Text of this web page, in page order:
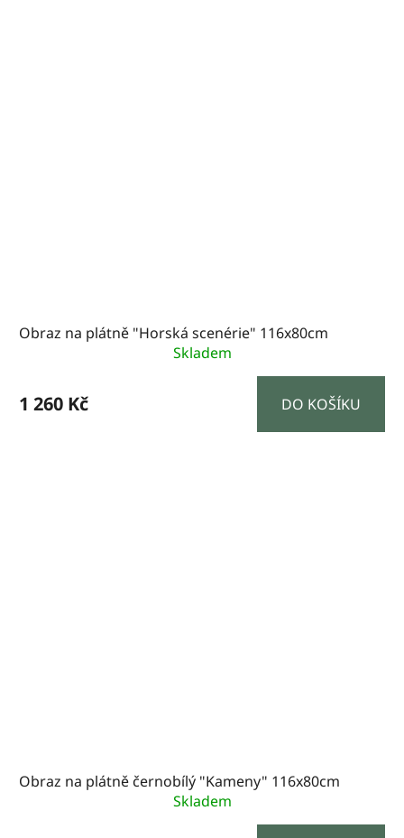
Obraz na plátně "Horská scenérie" 116x80cm
Skladem
1 260 Kč DO KOŠÍKU
Obraz na plátně černobílý "Kameny" 116x80cm
Skladem